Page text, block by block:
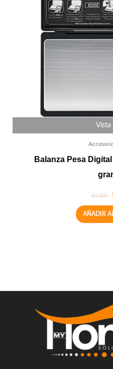
Vista
Balanza Pesa
$7.000
AÑADIR